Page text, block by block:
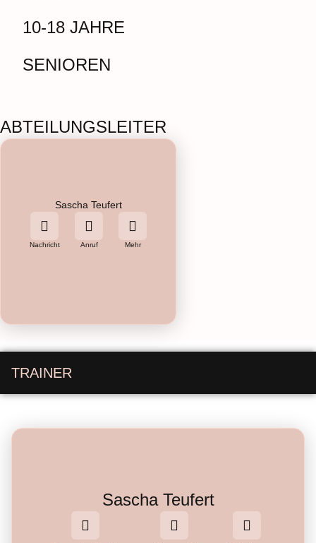
10-18 JAHRE
SENIOREN
ABTEILUNGSLEITER
Sascha Teufert
Nachricht Anruf Mehr
TRAINER
Sascha Teufert